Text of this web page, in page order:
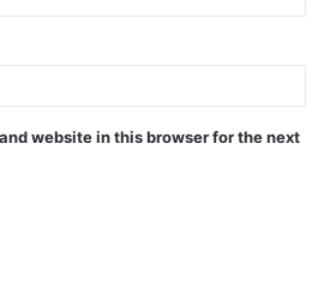
website in this browser for the next